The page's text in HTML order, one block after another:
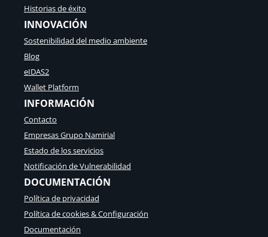
Historias de éxito
INNOVACIÓN
Sostenibilidad del medio ambiente
Blog
eIDAS2
Wallet Platform
INFORMACIÓN
Contacto
Empresas Grupo Namirial
Estado de los servicios
Notificación de Vulnerabilidad
DOCUMENTACIÓN
Política de privacidad
Política de cookies & Configuración
Documentación